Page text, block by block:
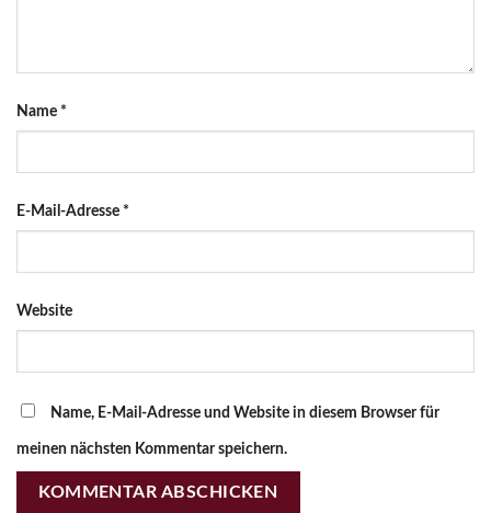
Name *
E-Mail-Adresse *
Website
Name, E-Mail-Adresse und Website in diesem Browser für
meinen nächsten Kommentar speichern.